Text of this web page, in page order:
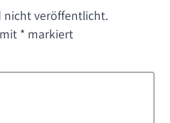
nicht veröffentlicht.
* markiert